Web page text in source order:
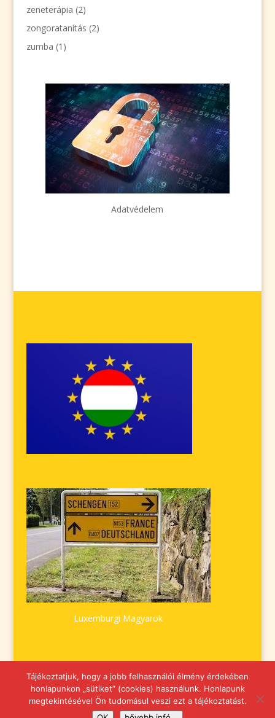
zeneterápia (2)
zongoratanítás (2)
zumba (1)
Adatvédelem
Luxemburgi Magyarok
Tájékoztatjuk, hogy a jobb felhasználói élmény érdekében
honlapunkon „sütiket” (cookies) használunk. Honlapunk
megtekintésével Ön tudomásul veszi ezt a tájékoztatást.